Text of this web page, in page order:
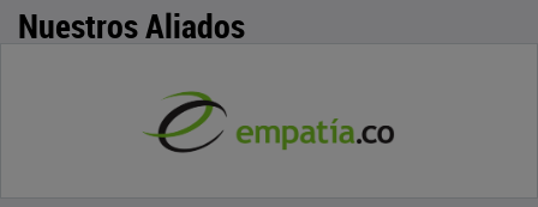
Nuestros Aliados